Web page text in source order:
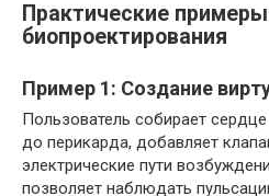
Практические
биопроектирования
Пример 1: Создание
Пользователь собирает
до перикарда, добавляет
электрические пути
позволяет наблюдать